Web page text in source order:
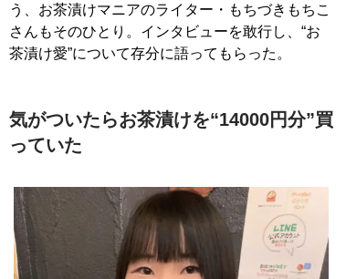
う、お茶漬けマニアのライター・もちづきもちこ
さんもそのひとり。インタビューを敢行し、“お
茶漬け愛”について存分に語ってもらった。
気がついたらお茶漬けを“14000円分”買
っていた